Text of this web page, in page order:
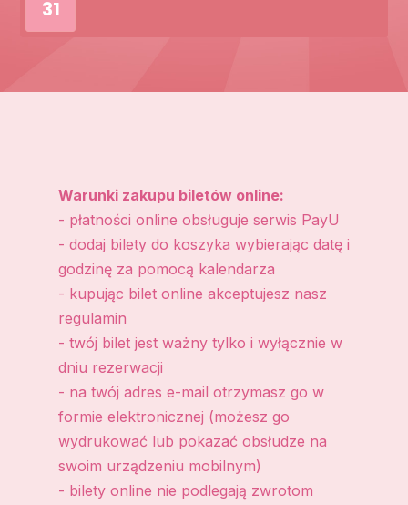
31
Warunki zakupu biletów online:
- płatności online obsługuje serwis PayU
- dodaj bilety do koszyka wybierając datę i
godzinę za pomocą kalendarza
- kupując bilet online akceptujesz nasz
regulamin
- twój bilet jest ważny tylko i wyłącznie w
dniu rezerwacji
- na twój adres e-mail otrzymasz go w
formie elektronicznej (możesz go
wydrukować lub pokazać obsłudze na
swoim urządzeniu mobilnym)
- bilety online nie podlegają zwrotom